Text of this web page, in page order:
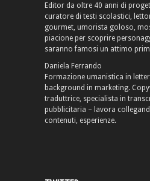
Editor da oltre 40 anni di
curatore di testi scolastici,
gourmet, umorista goloso,
piacione per scoprire
saranno famosi un attimo
Daniela Ferrando
Formazione umanistica in
background in marketing.
traduttrice, specialista in
pubblicitaria – lavora
contenuti, esperienze.